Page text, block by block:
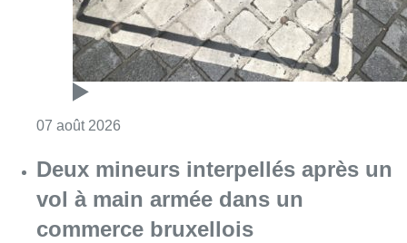
07 août 2026
Deux mineurs interpellés après un
vol à main armée dans un
commerce bruxellois